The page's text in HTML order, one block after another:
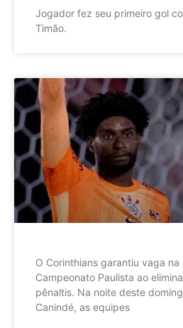
Jogador fez seu primeiro gol
Timão.
O Corinthians garantiu vaga na
Campeonato Paulista ao
pênaltis. Na noite deste
Canindé, as equipes